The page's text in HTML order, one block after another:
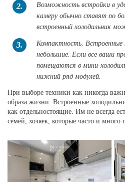
2.
Возможность встройки в
камеру обычно ставят по
встроенный холодильник
3.
Компактность. Встроенные
небольшие. Если все ваши
помещаются в мини-
нижний ряд модулей.
При выборе техники как никогда
образа жизни. Встроенные
как отдельностоящие. Им не всегда
семей, хозяек, которые часто и много